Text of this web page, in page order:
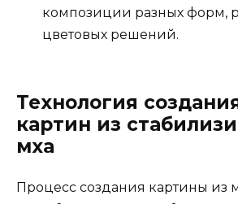
композиции разных форм,
цветовых решений.
Технология
картин из
мха
Процесс создания картины из